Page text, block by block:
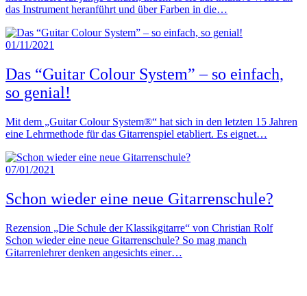
das Instrument heranführt und über Farben in die…
01/11/2021
Das “Guitar Colour System” – so einfach,
so genial!
Mit dem „Guitar Colour System®“ hat sich in den letzten 15 Jahren
eine Lehrmethode für das Gitarrenspiel etabliert. Es eignet…
07/01/2021
Schon wieder eine neue Gitarrenschule?
Rezension „Die Schule der Klassikgitarre“ von Christian Rolf
Schon wieder eine neue Gitarrenschule? So mag manch
Gitarrenlehrer denken angesichts einer…